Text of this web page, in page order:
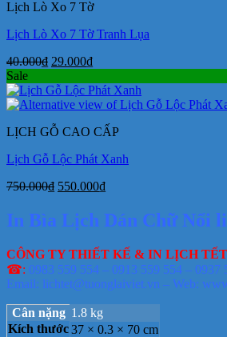
29.000₫.
Lịch Lò Xo 7 Tờ
Lịch Lò Xo 7 Tờ Tranh Lụa
40.000₫ Giá
là:
40.000₫.
29.000₫Giá
tại
là:
Sale
LỊCH GỖ CAO CẤP
Lịch Gỗ Lộc Phát Xanh
750.000₫ Giá
là:
750.000₫.
550.000₫Giá
tại
là:
In Bìa Lịch Dán Chữ Nổi
CÔNG TY THIẾT KẾ & IN LỊCH
☎: 0983 559 554 – 0913 559 554 – 0937
Email: lichtet@tuonglaiviet.vn – Web:
Cân nặng 1.8 kg
Kích thước37 × 0.3 × 70 cm